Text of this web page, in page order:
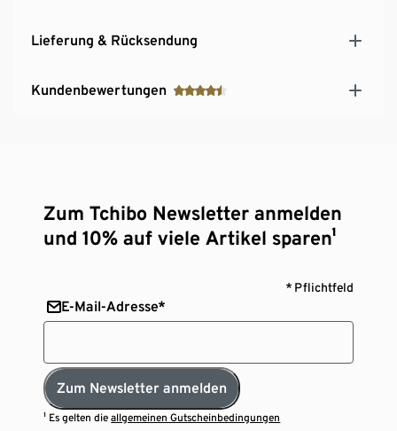
Lieferung & Rücksendung
Kundenbewertungen
Zum Tchibo Newsletter anmelden
und 10% auf viele Artikel sparen¹
* Pflichtfeld
E-Mail-Adresse*
Zum Newsletter anmelden
¹ Es gelten dieallgemeinen Gutscheinbedingungen